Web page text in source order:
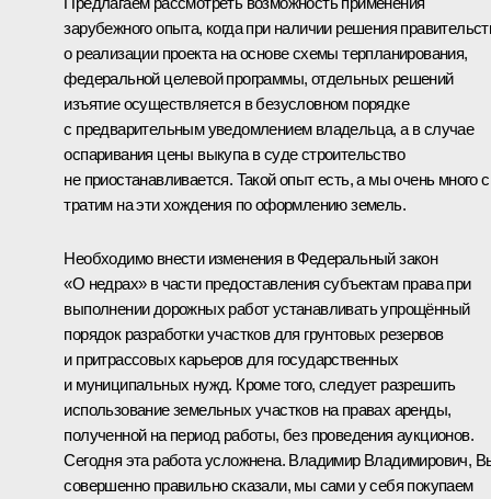
зарубежного опыта, когда при наличии решения
о реализации проекта на основе схемы терпланирования,
федеральной целевой программы, отдельных решений
изъятие осуществляется в безусловном порядке
с предварительным уведомлением владельца, а в случае
оспаривания цены выкупа в суде строительство
не приостанавливается. Такой опыт есть, а мы очень много
тратим на эти хождения по оформлению земель.
Необходимо внести изменения в Федеральный закон
«О недрах» в части предоставления субъектам права при
выполнении дорожных работ устанавливать упрощённый
порядок разработки участков для грунтовых резервов
и притрассовых карьеров для государственных
и муниципальных нужд. Кроме того, следует разрешить
использование земельных участков на правах аренды,
полученной на период работы, без проведения аукционов.
Сегодня эта работа усложнена. Владимир Владимирович,
совершенно правильно сказали, мы сами у себя покупаем